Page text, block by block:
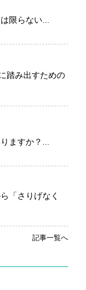
限らない...
踏み出すための
ますか？...
「さりげなく
記事一覧へ